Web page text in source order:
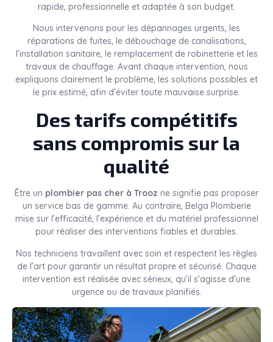
rapide, professionnelle et adaptée à son budget.
Nous intervenons pour les dépannages urgents, les
réparations de fuites, le débouchage de canalisations,
l’installation sanitaire, le remplacement de robinetterie et les
travaux de chauffage. Avant chaque intervention, nous
expliquons clairement le problème, les solutions possibles et
le prix estimé, afin d’éviter toute mauvaise surprise.
Des tarifs compétitifs
sans compromis sur la
qualité
Être un plombier pas cher à Trooz ne signifie pas proposer
un service bas de gamme. Au contraire, Belga Plomberie
mise sur l’efficacité, l’expérience et du matériel professionnel
pour réaliser des interventions fiables et durables.
Nos techniciens travaillent avec soin et respectent les règles
de l’art pour garantir un résultat propre et sécurisé. Chaque
intervention est réalisée avec sérieux, qu’il s’agisse d’une
urgence ou de travaux planifiés.